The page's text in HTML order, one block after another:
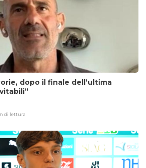
dopo il finale dell’ultima
di lettura